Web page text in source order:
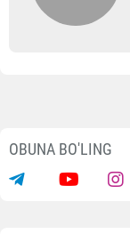
OBUNA BO'LING